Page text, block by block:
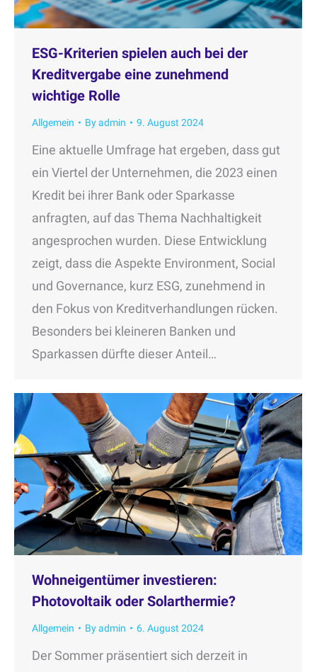
ESG-Kriterien spielen auch bei der
Kreditvergabe eine zunehmend
wichtige Rolle
Allgemein Byadmin 9. August 2024
Eine aktuelle Umfrage hat ergeben, dass gut
ein Viertel der Unternehmen, die 2023 einen
Kredit bei ihrer Bank oder Sparkasse
anfragten, auf das Thema Nachhaltigkeit
angesprochen wurden. Diese Entwicklung
zeigt, dass die Aspekte Environment, Social
und Governance, kurz ESG, zunehmend in
den Fokus von Kreditverhandlungen rücken.
Besonders bei kleineren Banken und
Sparkassen dürfte dieser Anteil…
Wohneigentümer investieren:
Photovoltaik oder Solarthermie?
Allgemein Byadmin 6. August 2024
Der Sommer präsentiert sich derzeit in